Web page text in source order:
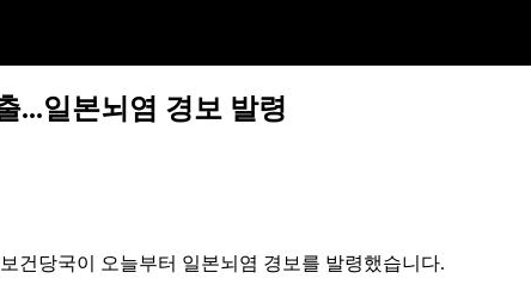
...일본뇌염 경보 발령
건당국이 오늘부터 일본뇌염 경보를 발령했습니다.